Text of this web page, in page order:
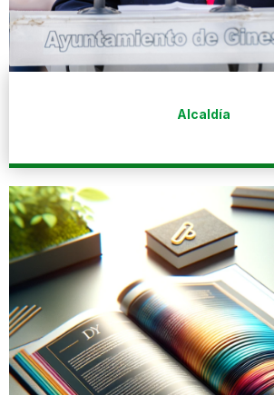
Alcaldía